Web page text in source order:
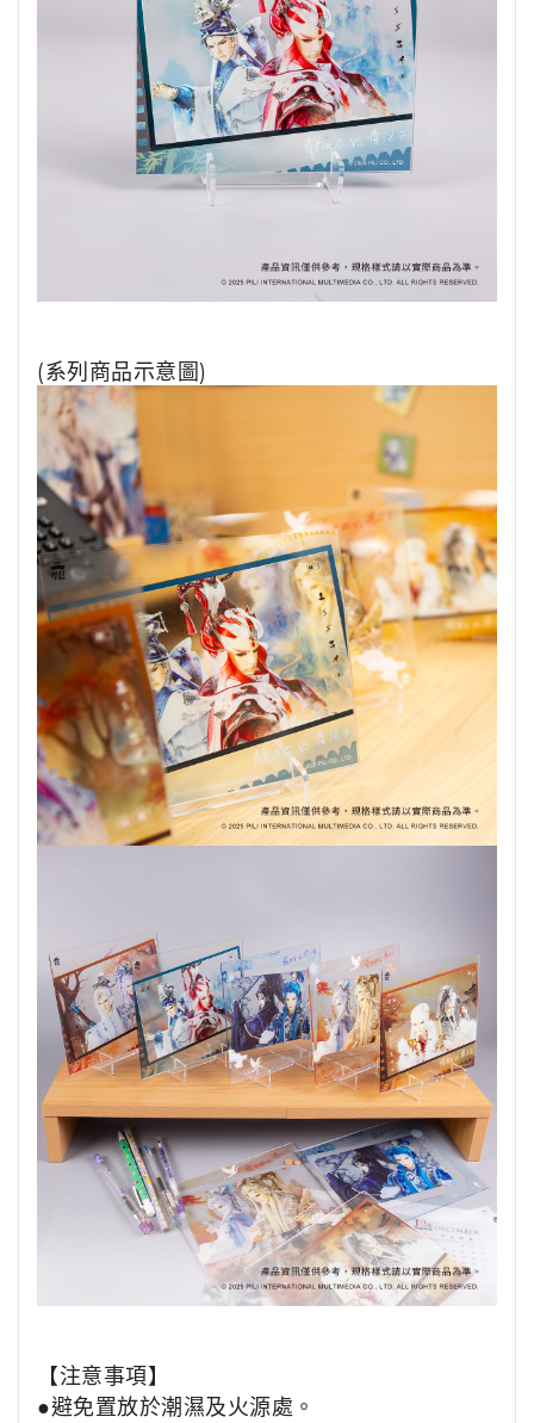
(系列商品示意圖)
【注意事項】
●避免置放於潮濕及火源處。